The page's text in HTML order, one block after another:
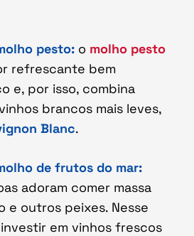
pesto: o molho pesto
refrescante bem
e, por isso, combina
brancos mais leves,
Blanc.
de frutos do mar:
adoram comer massa
e outros peixes. Nesse
em vinhos frescos